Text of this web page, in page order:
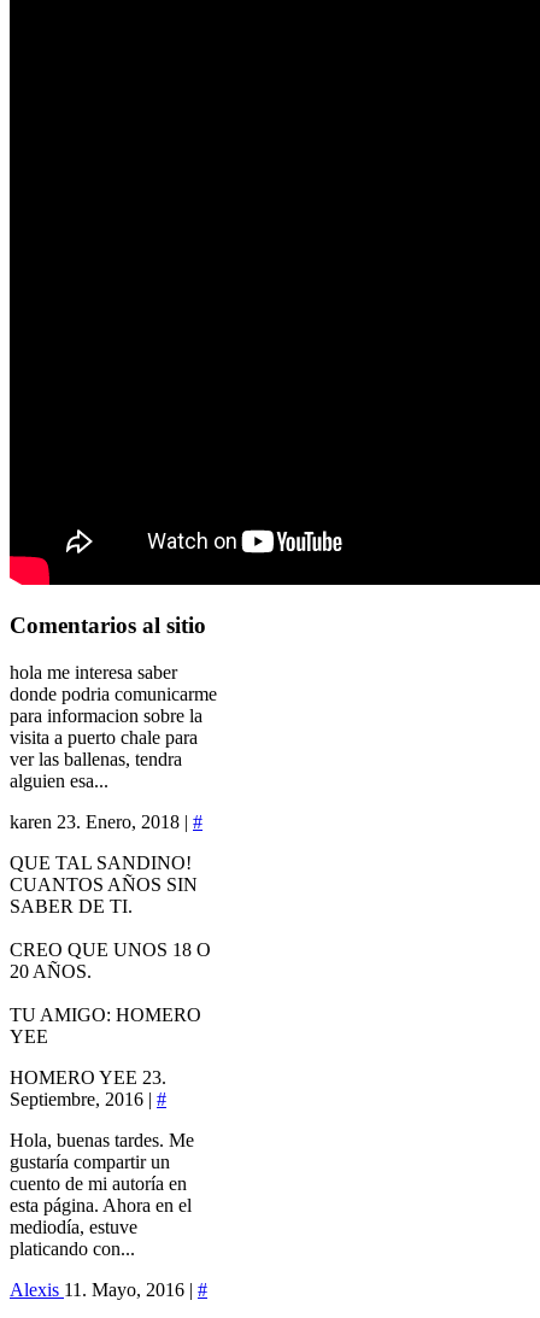
Comentarios al sitio
hola me interesa saber
donde podria comunicarme
para informacion sobre la
visita a puerto chale para
ver las ballenas, tendra
alguien esa...
karen 23. Enero, 2018 | #
QUE TAL SANDINO!
CUANTOS AÑOS SIN
SABER DE TI.
CREO QUE UNOS 18 O
20 AÑOS.
TU AMIGO: HOMERO
YEE
HOMERO YEE 23.
Septiembre, 2016 | #
Hola, buenas tardes. Me
gustaría compartir un
cuento de mi autoría en
esta página. Ahora en el
mediodía, estuve
platicando con...
Alexis 11. Mayo, 2016 | #